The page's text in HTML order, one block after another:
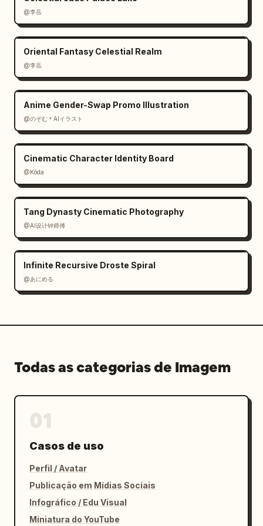
à direita.
10. P10 / overhead 24mm / Giro borboleta:
visão de cima para baixo de loops de luz em
oito ao redor dela.
11. P11 / 35mm side / Órbita pelas costas:
plano lateral, sabre orbitando atrás das
12. P12 / macro insert / Isolamento do punho:
13. P13 / 50mm reflection / Rastro na água:
superfície do lago reflexiva com rastro de
sabre brilhante serpentino ondulando na água.
14. P14 / 24mm orbit / Halo de corpo: postura
frontal de corpo inteiro com um anel circular
brilhante envolvendo a cintura.
15. P15 / 85mm portrait / Prender a
respiração: retrato emocional, cabelo
flutuando, floresta atrás, uma mancha cinza
retangular censurada/em branco sobre parte da
área do torso.
close-up dinâmico do rosto e cabelo enquanto
17. P17 / 35mm whip / Salto no lago: salto no
e floresta atrás.
19. P19 / low 24mm / Estocada na margem:
aterrissagem agachada com estocada no solo
lâmina.
20. P20 / crane wide / Corrente do lago:
plano final amplo, performer pequena no
@李岳
Oriental Fantasy Celestial Realm
@李岳
Anime Gender-Swap Promo Illustration
@のぞむ＊AIイラスト
Cinematic Character Identity Board
@Kōda
Tang Dynasty Cinematic Photography
@AI设计钟师傅
Infinite Recursive Droste Spiral
@あにめる
Todas as categorias de Imagem
Casos de uso
Perfil / Avatar
Publicação em Mídias Sociais
Infográfico / Edu Visual
Miniatura do YouTube